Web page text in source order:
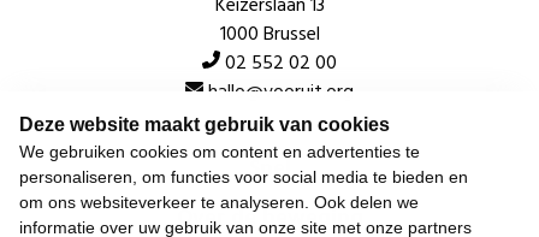
Deze website maakt gebruik van cookies
We gebruiken cookies om content en advertenties te
personaliseren, om functies voor social media te bieden en
om ons websiteverkeer te analyseren. Ook delen we
informatie over uw gebruik van onze site met onze partners
1000 Brussel
02 552 02 00
hallo@vooruit.org
Snel
Over de beweging